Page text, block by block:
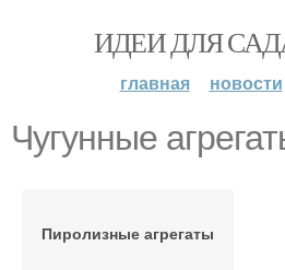
ИДЕИ ДЛЯ
главная новости
Чугунные
Пиролизные агрегаты